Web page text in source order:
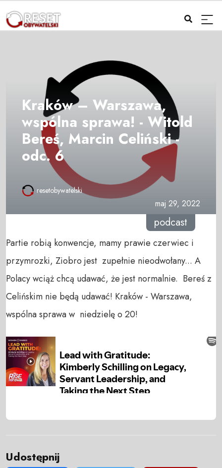
Kraków – Warszawa,
wspólna sprawa! - Witold
Bereś, Marcin Celiński -
odc. 6
resetobywatelski
maj 29, 2022
podcast
Partie robią konwencje, mamy prawie czerwiec i
przymrozki, Ziobro jest zupełnie nieodwołany... A
Polacy wciąż chcą udawać, że jest normalnie. Bereś z
Celińskim nie będą udawać! Kraków - Warszawa,
wspólna sprawa w niedzielę o 20!
Udostępnij